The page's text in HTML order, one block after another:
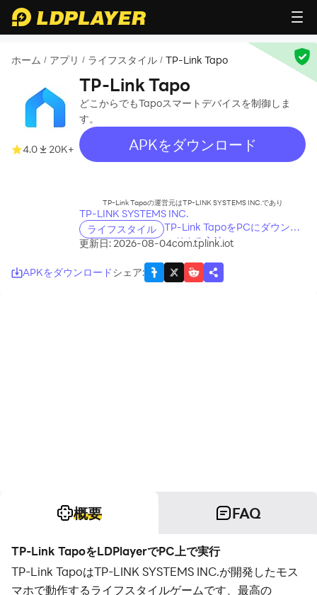
ホーム / アプリ / ライフスタイル / TP-Link Tapo
4.0 20K+
TP-Link Tapo
どこからでもTapoスマートデバイスを制御しま
す。
APKをダウンロード
recommend
TP-Link Tapoの運営元はTP-LINK SYSTEMS INC.であり
TP-LINK SYSTEMS INC.
ライフスタイル TP-Link TapoをPCにダウンロ
ードする方法
更新日: 2026-08-04com.tplink.iot
APKをダウンロードシェア:
概要 FAQ
TP-Link TapoをLDPlayerでPC上で実行
TP-Link TapoはTP-LINK SYSTEMS INC.が開発したモス
マホで動作するライフスタイルゲームです、最高の